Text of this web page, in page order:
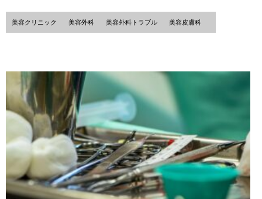
美容クリニック 美容外科 美容外科トラブル 美容皮膚科